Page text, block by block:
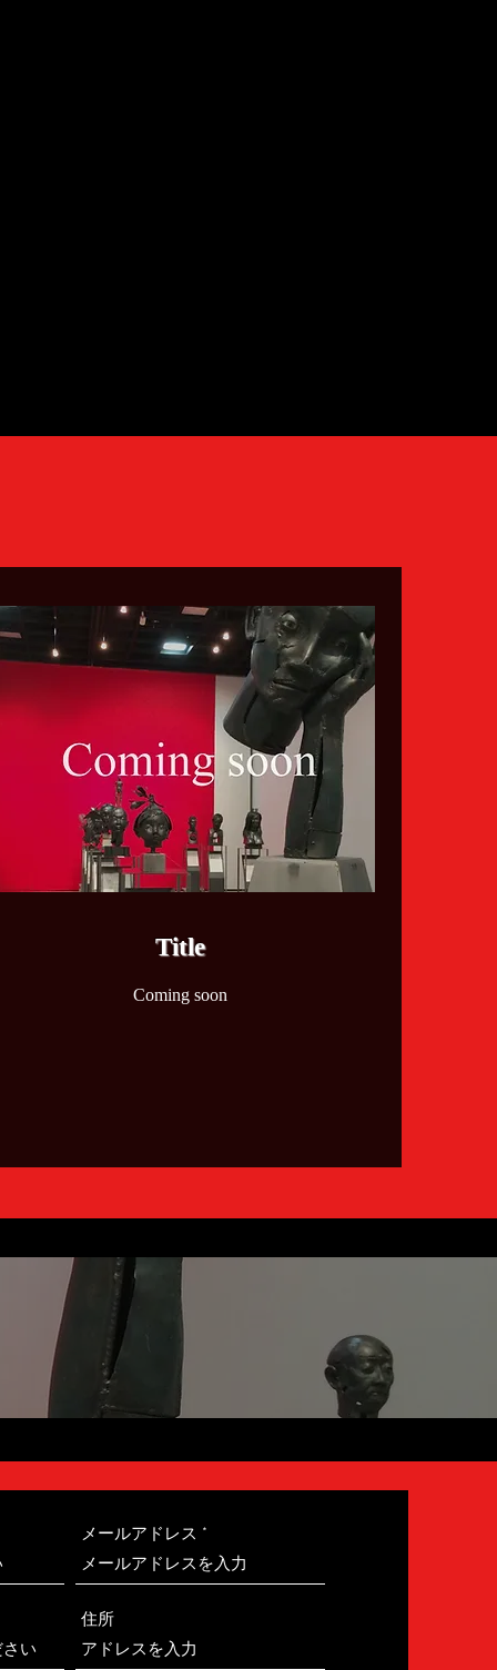
​Title
Coming soon
メールアドレス
住所